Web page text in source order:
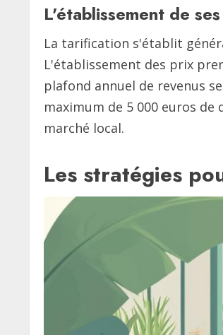
L'établissement de
La tarification s'établit
L'établissement des prix
plafond annuel de revenus
maximum de 5 000 euros
marché local.
Les stratégies